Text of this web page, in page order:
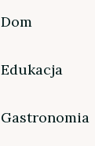
Dom
Edukacja
Gastronomia